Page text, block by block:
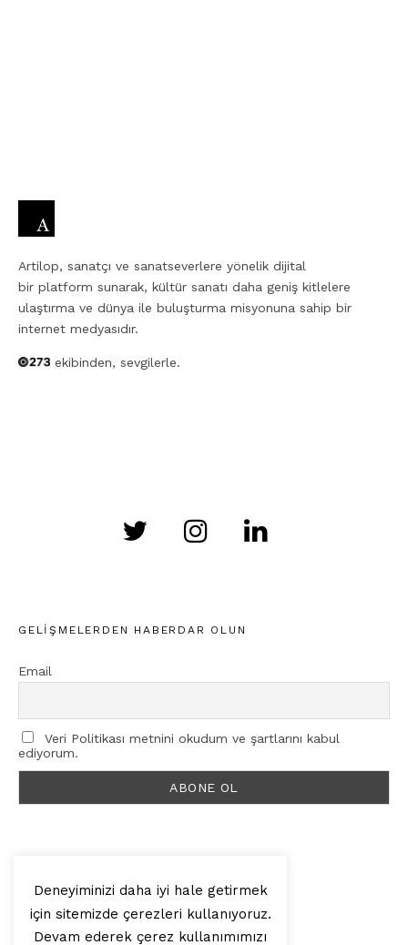
Artilop, sanatçı ve sanatseverlere yönelik dijital
bir platform sunarak, kültür sanatı daha geniş kitlelere
ulaştırma ve dünya ile buluşturma misyonuna sahip bir
internet medyasıdır.
ekibinden, sevgilerle.
GELIŞMELERDEN HABERDAR OLUN
Email
Veri Politikası metnini okudum ve şartlarını kabul
ediyorum.
© 2025, Artilop
Deneyiminizi daha iyi hale getirmek
için sitemizde çerezleri kullanıyoruz.
Devam ederek çerez kullanımımızı